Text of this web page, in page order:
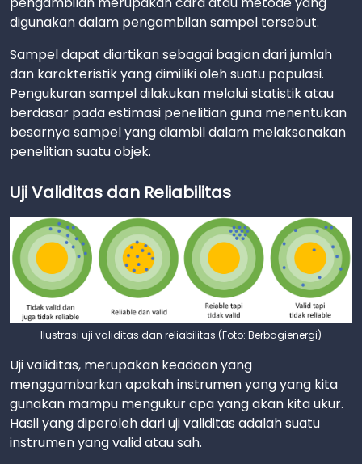
digunakan dalam pengambilan sampel tersebut.
Sampel dapat diartikan sebagai bagian dari jumlah
dan karakteristik yang dimiliki oleh suatu populasi.
Pengukuran sampel dilakukan melalui statistik atau
berdasar pada estimasi penelitian guna menentukan
besarnya sampel yang diambil dalam melaksanakan
penelitian suatu objek.
Uji Validitas dan Reliabilitas
Ilustrasi uji validitas dan reliabilitas (Foto: Berbagienergi)
Uji validitas, merupakan keadaan yang
menggambarkan apakah instrumen yang yang kita
gunakan mampu mengukur apa yang akan kita ukur.
Hasil yang diperoleh dari uji validitas adalah suatu
instrumen yang valid atau sah.